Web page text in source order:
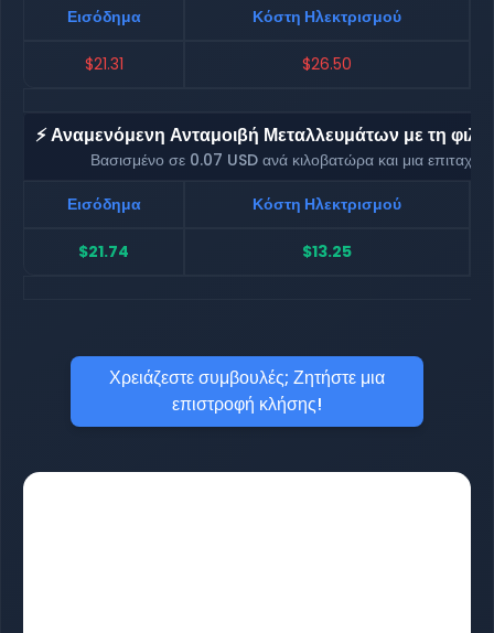
Εισόδημα
Κόστη Ηλεκτρισμού
$21.31 $26.50
⚡ Αναμενόμενη Ανταμοιβή Μεταλλευμάτων με τη
Βασισμένο σε 0.07 USD ανά κιλοβατώρα και μια
Εισόδημα
Κόστη Ηλεκτρισμού
$21.74 $13.25
Χρειάζεστε συμβουλές; Ζητήστε μια
επιστροφή κλήσης!